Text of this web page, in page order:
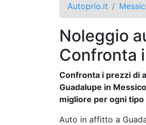
Autoprio.it
Noleggio
Confronta
Confronta i prezzi di
Guadalupe in
migliore per ogni tipo
Auto in affitto a